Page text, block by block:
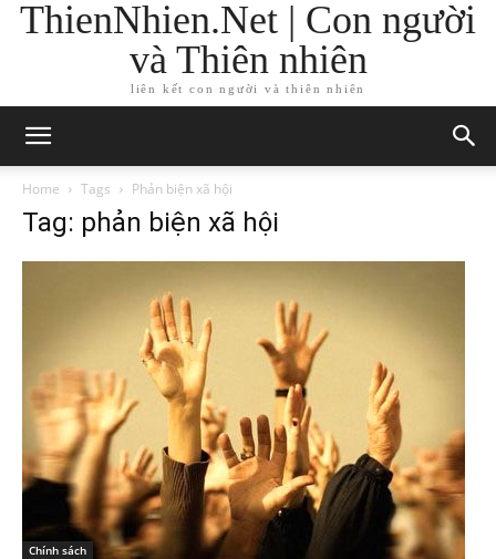
ThienNhien.Net | Con người
và Thiên nhiên
liên kết con người và thiên nhiên
Home Tags Phản biện xã hội
Tag: phản biện xã hội
Chính sách